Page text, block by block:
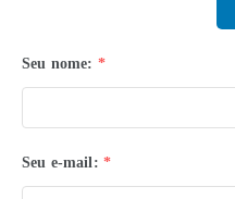
Seu nome: *
Seu e-mail: *